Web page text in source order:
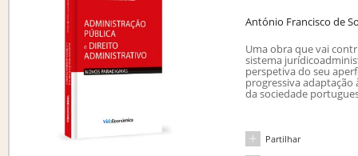
António Francisco de
Uma obra que vai
sistema
perspetiva do seu
progressiva adaptação
da sociedade
Partilhar